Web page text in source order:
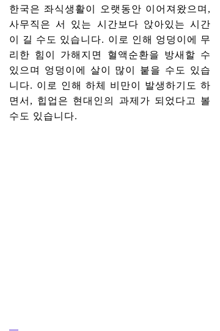
한국은 좌식생활이 오랫동안 이어져왔으며,
사무직은 서 있는 시간보다 앉아있는 시간
이 길 수도 있습니다. 이로 인해 엉덩이에 무
리한 힘이 가해지면 혈액순환을 방새할 수
있으며 엉덩이에 살이 많이 붙을 수도 있습
니다. 이로 인해 하체 비만이 발생하기도 하
면서, 힙업은 현대인의 과제가 되었다고 볼
수도 있습니다.